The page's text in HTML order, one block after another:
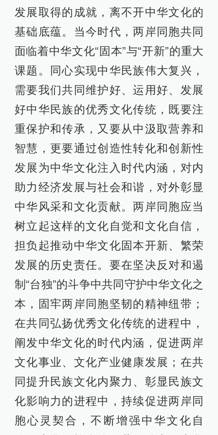
发展取得的成就，离不开中华文化的
基础底蕴。当今时代，两岸同胞共同
面临着中华文化“固本”与“开新”的重大
课题。同心实现中华民族伟大复兴，
需要我们共同维护好、运用好、发展
好中华民族的优秀文化传统，既要注
重保护和传承，又要从中汲取营养和
智慧，更要通过创造性转化和创新性
发展为中华文化注入时代内涵，对内
助力经济发展与社会和谐，对外彰显
中华风采和文化贡献。两岸同胞应当
树立起这样的文化自觉和文化自信，
担负起推动中华文化固本开新、繁荣
发展的历史责任。要在坚决反对和遏
制“台独”的斗争中共同守护中华文化之
本，固牢两岸同胞坚韧的精神纽带；
在共同弘扬优秀文化传统的进程中，
阐发中华文化的时代内涵，促进两岸
文化事业、文化产业健康发展；在共
同提升民族文化内聚力、彰显民族文
化影响力的进程中，持续促进两岸同
胞心灵契合，不断增强中华文化自